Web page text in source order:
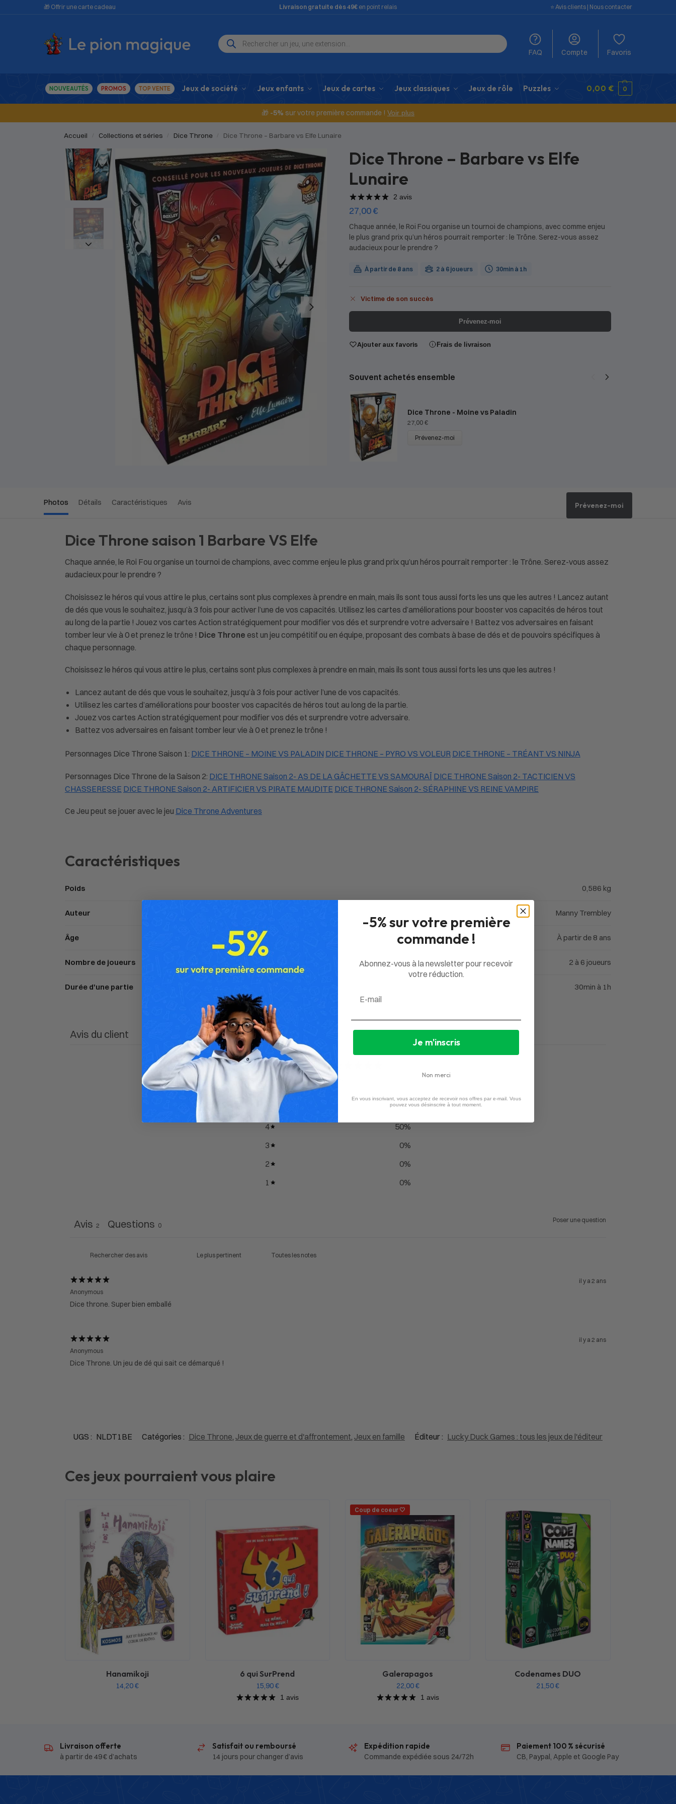
🎁 Offrir une carte cadeau Livraison gratuite dès 49€ en point relais ⭐️ Avis clients | Nous contacter
FAQ Compte Favoris
NOUVEAUTÉS PROMOS TOP VENTE Jeux de société Jeux enfants Jeux de cartes Jeux classiques Jeux de rôle Puzzles 0,00 € 0
🎁 -5% sur votre première commande ! Voir plus
Accueil Collections et séries Dice Throne Dice Throne – Barbare vs Elfe Lunaire
Dice Throne – Barbare vs Elfe
Lunaire
2 avis
27,00€
Chaque année, le Roi Fou organise un tournoi de champions, avec comme enjeu
le plus grand prix qu’un héros pourrait remporter : le Trône. Serez-vous assez
audacieux pour le prendre ?
À partir de 8 ans 2 à 6 joueurs 30min à 1h
Victime de son succès
Prévenez-moi
Ajouter aux favoris Frais de livraison
Souvent achetés ensemble
Dice Throne - Moine vs Paladin
27,00€
Prévenez-moi
Photos Détails Caractéristiques Avis Prévenez-moi
Dice Throne saison 1 Barbare VS Elfe
Chaque année, le Roi Fou organise un tournoi de champions, avec comme enjeu le plus grand prix qu’un héros pourrait remporter : le Trône. Serez-vous assez
audacieux pour le prendre ?
Choisissez le héros qui vous attire le plus, certains sont plus complexes à prendre en main, mais ils sont tous aussi forts les uns que les autres ! Lancez autant
de dés que vous le souhaitez, jusqu’à 3 fois pour activer l’une de vos capacités. Utilisez les cartes d’améliorations pour booster vos capacités de héros tout
au long de la partie ! Jouez vos cartes Action stratégiquement pour modifier vos dés et surprendre votre adversaire ! Battez vos adversaires en faisant
tomber leur vie à 0 et prenez le trône ! Dice Throne est un jeu compétitif ou en équipe, proposant des combats à base de dés et de pouvoirs spécifiques à
chaque personnage.
Choisissez le héros qui vous attire le plus, certains sont plus complexes à prendre en main, mais ils sont tous aussi forts les uns que les autres !
Lancez autant de dés que vous le souhaitez, jusqu’à 3 fois pour activer l’une de vos capacités.
Utilisez les cartes d’améliorations pour booster vos capacités de héros tout au long de la partie.
Jouez vos cartes Action stratégiquement pour modifier vos dés et surprendre votre adversaire.
Battez vos adversaires en faisant tomber leur vie à 0 et prenez le trône !
Personnages Dice Throne Saison 1: DICE THRONE – MOINE VS PALADIN DICE THRONE – PYRO VS VOLEUR DICE THRONE – TRÉANT VS NINJA
Personnages Dice Throne de la Saison 2: DICE THRONE Saison 2- AS DE LA GÂCHETTE VS SAMOURAÏ DICE THRONE Saison 2- TACTICIEN VS
CHASSERESSE DICE THRONE Saison 2- ARTIFICIER VS PIRATE MAUDITE DICE THRONE Saison 2- SÉRAPHINE VS REINE VAMPIRE
Ce Jeu peut se jouer avec le jeu Dice Throne Adventures
Caractéristiques
Poids 0,586 kg
Auteur Manny Trembley
Âge À partir de 8 ans
Nombre de joueurs 2 à 6 joueurs
Durée d'une partie 30min à 1h
Avis du client
4,5 / 52 avis
50%
4
50%
3
0%
2
0%
1
0%
Poser une question
Avis 2 Questions 0
il y a 2 ans
Anonymous
Dice throne. Super bien emballé
il y a 2 ans
Anonymous
Dice Throne. Un jeu de dé qui sait ce démarqué !
UGS : NLDT1BE Catégories : Dice Throne, Jeux de guerre et d'affrontement, Jeux en famille Éditeur : Lucky Duck Games : tous les jeux de l'éditeur
Ces jeux pourraient vous plaire
Hanamikoji
14,20€
6 qui SurPrend
15,90€
1 avis
Coup de coeur 🤍
Galerapagos
22,00€
1 avis
Codenames DUO
21,50€
Livraison offerte
à partir de 49 € d’achats
Satisfait ou remboursé
14 jours pour changer d’avis
Expédition rapide
Commande expédiée sous 24/72h
Paiement 100 % sécurisé
CB, Paypal, Apple et Google Pay
-5% sur votre première
commande !
Abonnez-vous à la newsletter pour recevoir
votre réduction.
Je m'inscris
Non merci
En vous inscrivant, vous acceptez de recevoir nos offres par e-mail. Vous
pouvez vous désinscrire à tout moment.